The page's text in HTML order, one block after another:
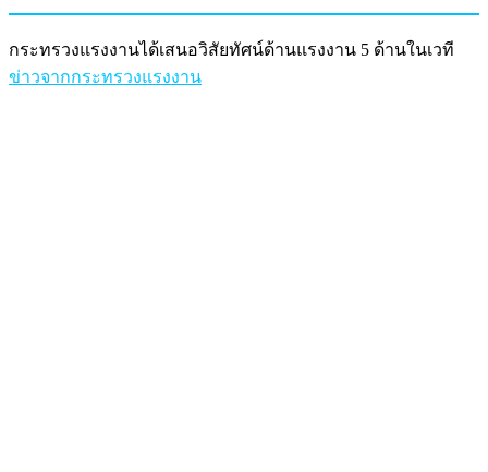
กระทรวงแรงงานได้เสนอวิสัยทัศน์ด้านแรงงาน 5 ด้านในเวที
ข่าวจากกระทรวงแรงงาน